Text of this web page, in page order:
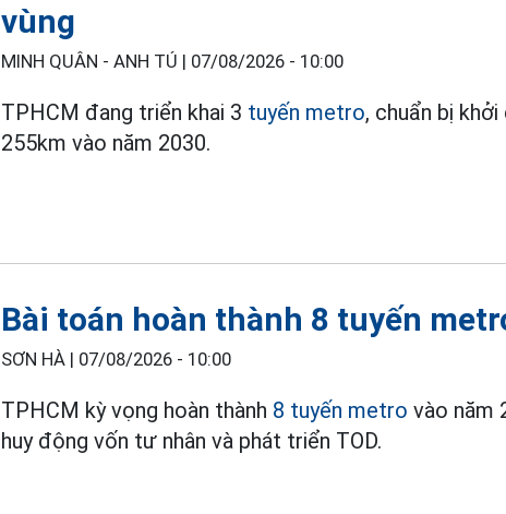
vùng
MINH QUÂN - ANH TÚ | 07/08/2026 - 10:00
TPHCM đang triển khai 3 tuyến metro, chuẩn bị
255km vào năm 2030.
Bài toán hoàn thành 8 tuyến
SƠN HÀ | 07/08/2026 - 10:00
TPHCM kỳ vọng hoàn thành 8 tuyến metro vào năm
huy động vốn tư nhân và phát triển TOD.